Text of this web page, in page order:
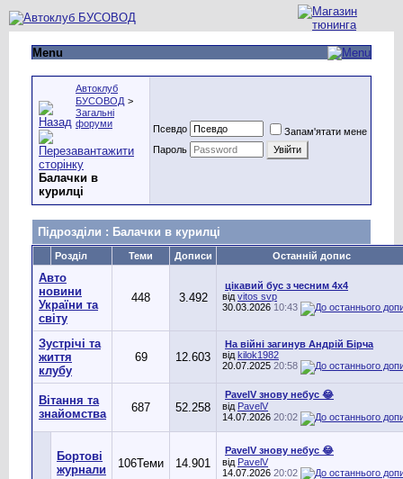
Menu
Автоклуб
БУСОВОД >
Загальні
форуми
Балачки в
курилці
Псевдо
Запам'ятати мене
Пароль
Підрозділи : Балачки в курилці
Розділ Теми Дописи Останній допис
Авто
новини
України та
світу
448 3.492
цікавий бус з чесним 4х4
від vitos svp
30.03.2026 10:43
Зустрічі та
життя
клубу
69 12.603
На війні загинув Андрій Бірча
від kilok1982
20.07.2025 20:58
Вітання та
знайомства
687 52.258
PavelV знову небус 😂
від PavelV
14.07.2026 20:02
Бортові
журнали
106Теми 14.901
PavelV знову небус 😂
від PavelV
14.07.2026 20:02